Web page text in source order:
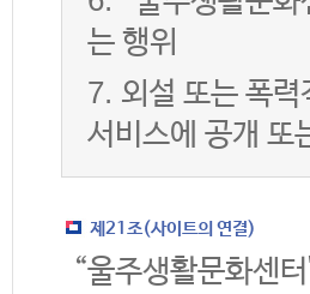
는 행위
7. 외설 또는 폭
서비스에 공개 또
제21조(사이트의 연결)
“울주생활문화센